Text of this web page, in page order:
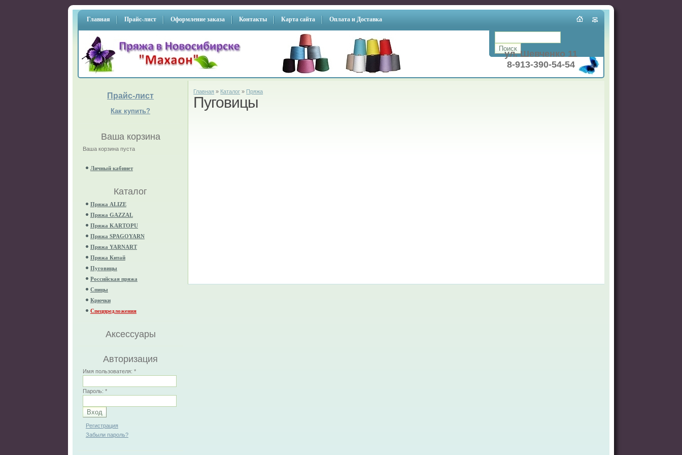
Главная Прайс-лист Оформление заказа Контакты Карта сайта Оплата и Доставка
ул. Шевченко 11
8-913-390-54-54
Прайс-лист
Как купить?
Ваша корзина
Ваша корзина пуста
Личный кабинет
Каталог
Пряжа ALIZE
Пряжа GAZZAL
Пряжа KARTOPU
Пряжа SPAGOYARN
Пряжа YARNART
Пряжа Китай
Пуговицы
Российская пряжа
Спицы
Крючки
Спецпредложения
Аксессуары
Авторизация
Имя пользователя:*
Пароль:*
Регистрация
Забыли пароль?
Главная » Каталог » Пряжа
Пуговицы